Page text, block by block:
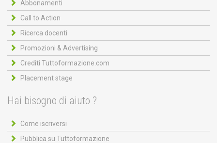
Abbonamenti
Call to Action
Ricerca docenti
Promozioni & Advertising
Crediti Tuttoformazione.com
Placement stage
Hai bisogno di aiuto ?
Come iscriversi
Pubblica su Tuttoformazione